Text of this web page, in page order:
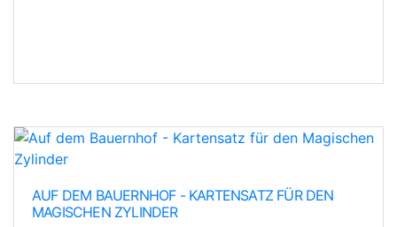
AUF DEM BAUERNHOF - KARTENSATZ FÜR DEN
MAGISCHEN ZYLINDER